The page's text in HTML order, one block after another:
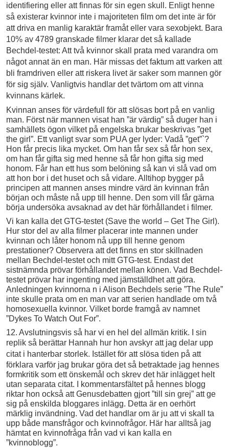
identifiering eller att finnas för sin egen skull. Enligt henne
så existerar kvinnor inte i majoriteten film om det inte är för
att driva en manlig karaktär framåt eller vara sexobjekt. Bara
10% av 4789 granskade filmer klarar det så kallade
Bechdel-testet: Att två kvinnor skall prata med varandra om
något annat än en man. Här missas det faktum att varken att
bli framdriven eller att riskera livet är saker som mannen gör
för sig själv. Vanligtvis handlar det tvärtom om att vinna
kvinnans kärlek.
Kvinnan anses för värdefull för att slösas bort på en vanlig
man. Först när mannen visat han ”är värdig” så duger han i
samhällets ögon vilket på engelska brukar beskrivas ”get
the girl”. Ett vanligt svar som PUA ger lyder: Vadå ”get”`?
Hon får precis lika mycket. Om han får sex så får hon sex,
om han får gifta sig med henne så får hon gifta sig med
honom. Får han ett hus som belöning så kan vi slå vad om
att hon bor i det huset och så vidare. Alltihop bygger på
principen att mannen anses mindre värd än kvinnan från
början och måste nå upp till henne. Den som vill får gärna
börja undersöka avsaknad av det här förhållandet i filmer.
Vi kan kalla det GTG-testet (Save the world – Get The Girl).
Hur stor del av alla filmer placerar inte mannen under
kvinnan och låter honom nå upp till henne genom
prestationer? Observera att det finns en stor skillnaden
mellan Bechdel-testet och mitt GTG-test. Endast det
sistnämnda prövar förhållandet mellan könen. Vad Bechdel-
testet prövar har ingenting med jämställdhet att göra.
Anledningen kvinnorna n i Alison Bechdels serie ”The Rule”
inte skulle prata om en man var att serien handlade om två
homosexuella kvinnor. Vilket borde framgå av namnet
”Dykes To Watch Out For”.
12. Avslutningsvis så har vi en hel del allmän kritik. I sin
replik så berättar Hannah hur hon avskyr att jag delar upp
citat i hanterbar storlek. Istället för att slösa tiden på att
förklara varför jag brukar göra det så betraktade jag hennes
formkritik som ett önskemål och skrev det här inlägget helt
utan separata citat. I kommentarsfältet på hennes blogg
riktar hon också att Genusdebatten gjort ”till sin grej” att ge
sig på enskilda bloggares inlägg. Detta är en oerhört
märklig invändning. Vad det handlar om är ju att vi skall ta
upp både mansfrågor och kvinnofrågor. Här har alltså jag
hämtat en kvinnofråga från vad vi kan kalla en
”kvinnoblogg”.